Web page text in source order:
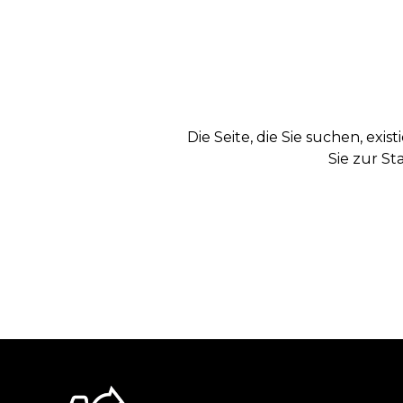
Die Seite, die Sie suchen,
Sie zur